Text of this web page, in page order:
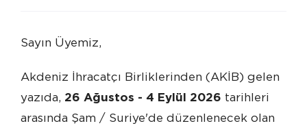
Sayın Üyemiz,
Akdeniz İhracatçı Birliklerinden (AKİB) gelen
yazıda, 26 Ağustos - 4 Eylül 2026 tarihleri
arasında Şam / Suriye'de düzenlenecek olan